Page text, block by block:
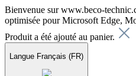
Bienvenue sur www.beco-
optimisée pour Microsoft Edge,
Produit a été ajouté au panier.
Langue Français (FR)